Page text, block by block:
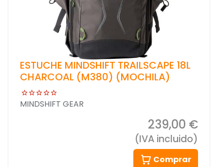
ESTUCHE MINDSHIFT TRAILSCAPE 18L
CHARCOAL (M380) (MOCHILA)
MINDSHIFT GEAR
239,00 €
(IVA incluido)
Comprar